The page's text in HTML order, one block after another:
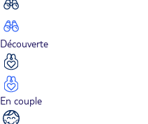
Découverte
En couple